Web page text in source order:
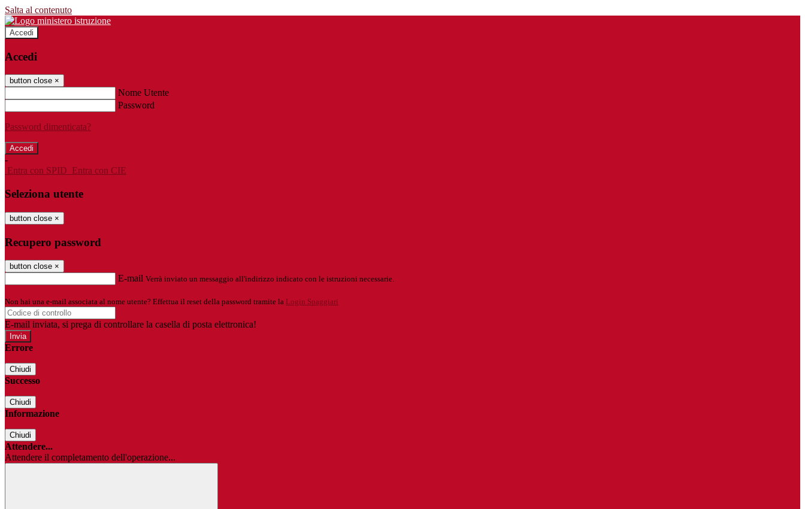
Salta al contenuto
Accedi
Accedi
button close ×
Nome Utente
Password
Password dimenticata?
-
Entra con SPID Entra con CIE
Seleziona utente
button close ×
Recupero password
button close ×
E-mail Verrà inviato un messaggio all'indirizzo indicato con le istruzioni necessarie.
Non hai una e-mail associata al nome utente? Effettua il reset della password tramite la Login Spaggiari
E-mail inviata, si prega di controllare la casella di posta elettronica!
Errore
Chiudi
Successo
Chiudi
Informazione
Chiudi
Attendere...
Attendere il completamento dell'operazione...